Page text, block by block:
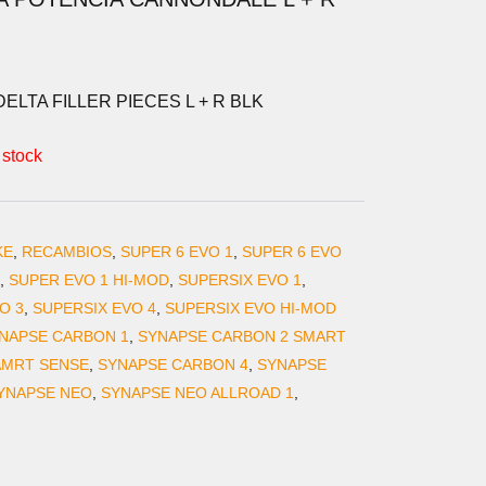
FILLER PIECES L + R BLK
, RECAMBIOS, SUPER 6 EVO 1, SUPER 6 EVO
, SUPER EVO 1 HI-MOD, SUPERSIX EVO 1,
3, SUPERSIX EVO 4, SUPERSIX EVO HI-MOD
CARBON 1, SYNAPSE CARBON 2 SMART
SENSE, SYNAPSE CARBON 4, SYNAPSE
NEO, SYNAPSE NEO ALLROAD 1,